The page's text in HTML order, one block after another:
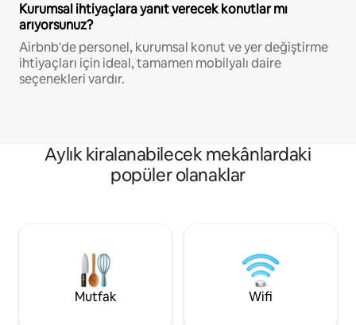
Kurumsal ihtiyaçlara yanıt verecek konutlar mı
arıyorsunuz?
Airbnb'de personel, kurumsal konut ve yer değiştirme
ihtiyaçları için ideal, tamamen mobilyalı daire
seçenekleri vardır.
Aylık kiralanabilecek mekânlardaki
popüler olanaklar
Mutfak Wifi